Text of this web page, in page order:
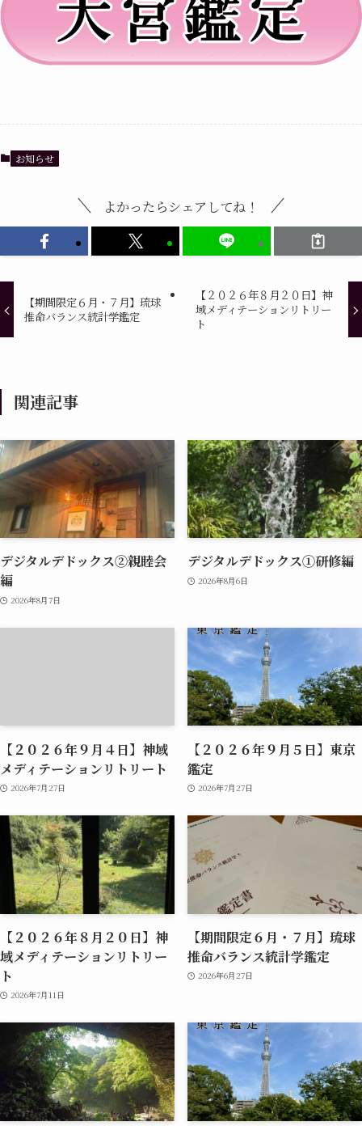
お知らせ
よかったらシェアしてね！
【期間限定６月・７月】琉球
推命バランス統計学鑑定
【２０２６年８月２０日】神
域メディテーションリトリー
ト
関連記事
デジタルデドックス②親睦会
編
2026年8月7日
デジタルデドックス①研修編
2026年8月6日
【２０２６年９月４日】神域
メディテーションリトリート
2026年7月27日
【２０２６年９月５日】東京
鑑定
2026年7月27日
【２０２６年８月２０日】神
域メディテーションリトリー
ト
2026年7月11日
【期間限定６月・７月】琉球
推命バランス統計学鑑定
2026年6月27日